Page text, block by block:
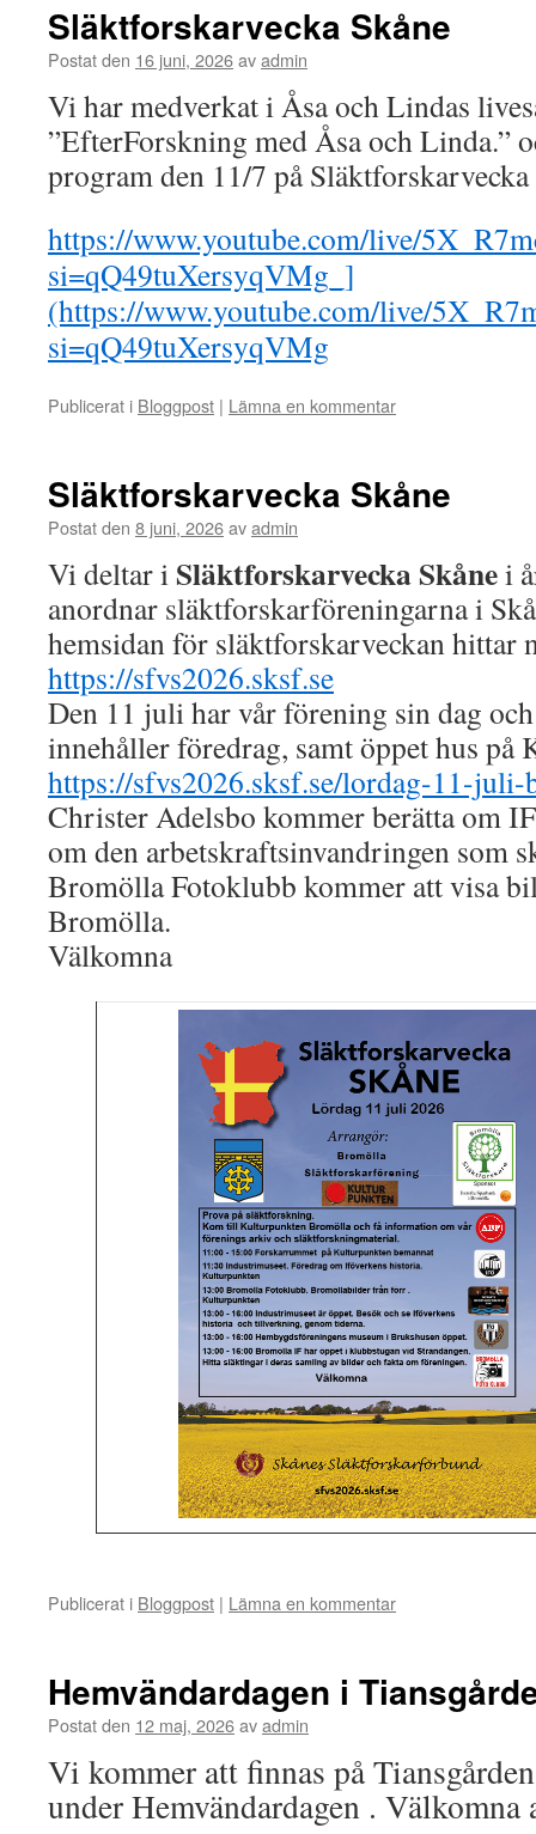
Släktforskarvecka Skåne
Postat den 16 juni, 2026avadmin
Vi har medverkat i Åsa och Lindas
”EfterForskning med Åsa och Linda.”
program den 11/7 på Släktforskarvecka
https://www.youtube.com/live/
si=qQ49tuXersyqVMg_]
(https://www.youtube.com/live/
si=qQ49tuXersyqVMg
Publicerat i Bloggpost | Lämna en kommentar
Släktforskarvecka Skåne
Postat den 8 juni, 2026avadmin
Vi deltar i Släktforskarvecka Skånei
anordnar släktforskarföreningarna i
hemsidan för släktforskarveckan hittar
https://sfvs2026.sksf.se
Den 11 juli har vår förening sin dag
innehåller föredrag, samt öppet hus på
https://sfvs2026.sksf.se/lordag-11-
Christer Adelsbo kommer berätta om
om den arbetskraftsinvandringen som
Bromölla Fotoklubb kommer att visa
Bromölla.
Välkomna
Publicerat i Bloggpost | Lämna en kommentar
Hemvändardagen i
Postat den 12 maj, 2026avadmin
Vi kommer att finnas på
under Hemvändardagen . Välkomna